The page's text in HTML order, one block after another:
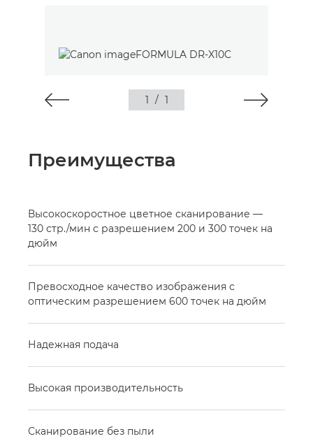
1 / 1
Преимущества
Высокоскоростное цветное сканирование —
130 стр./мин с разрешением 200 и 300 точек на
дюйм
Превосходное качество изображения с
оптическим разрешением 600 точек на дюйм
Надежная подача
Высокая производительность
Сканирование без пыли